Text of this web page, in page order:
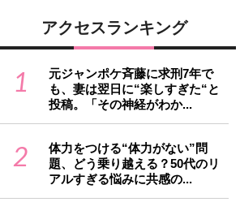
アクセスランキング
1
元ジャンポケ斉藤に求刑7年で
も、妻は翌日に“楽しすぎた“と
投稿。「その神経がわか...
2
体力をつける“体力がない”問
題、どう乗り越える？50代のリ
アルすぎる悩みに共感の...